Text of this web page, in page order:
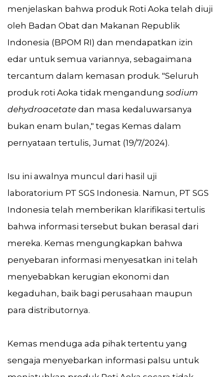
menjelaskan bahwa produk Roti Aoka telah diuji
oleh Badan Obat dan Makanan Republik
Indonesia (BPOM RI) dan mendapatkan izin
edar untuk semua variannya, sebagaimana
tercantum dalam kemasan produk. "Seluruh
produk roti Aoka tidak mengandung sodium
dehydroacetate dan masa kedaluwarsanya
bukan enam bulan," tegas Kemas dalam
pernyataan tertulis, Jumat (19/7/2024).
Isu ini awalnya muncul dari hasil uji
laboratorium PT SGS Indonesia. Namun, PT SGS
Indonesia telah memberikan klarifikasi tertulis
bahwa informasi tersebut bukan berasal dari
mereka. Kemas mengungkapkan bahwa
penyebaran informasi menyesatkan ini telah
menyebabkan kerugian ekonomi dan
kegaduhan, baik bagi perusahaan maupun
para distributornya.
Kemas menduga ada pihak tertentu yang
sengaja menyebarkan informasi palsu untuk